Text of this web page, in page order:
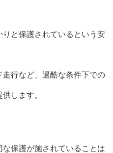
と保護されているという安
行など、過酷な条件下での
します。
保護が施されていることは